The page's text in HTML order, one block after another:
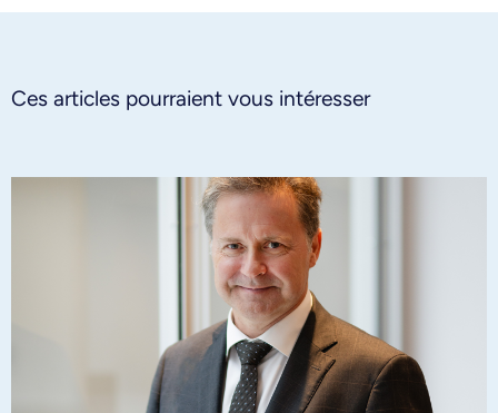
Ces articles pourraient vous intéresser